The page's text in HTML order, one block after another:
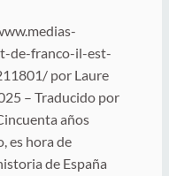
de-franco-il-est-
por Laure
– Traducido por
años
es hora de
de España